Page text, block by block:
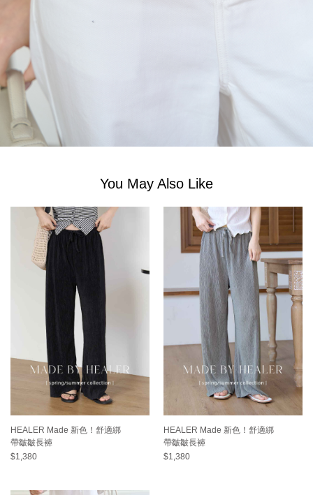
You May Also Like
HEALER Made 新色！舒適綁
帶皺皺長褲
$1,380
HEALER Made 新色！舒適綁
帶皺皺長褲
$1,380